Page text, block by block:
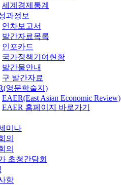
세계경제통계
과정보
연차보고서
발간자료목록
인포카드
국가정책기여현황
발간물안내
구 발간자료
영문학술지)
EAER(East Asian Economic Review)
EAER 홈페이지 바로가기
미나
의
의
초청간담회
항